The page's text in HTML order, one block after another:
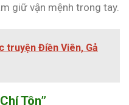
giữ vận mệnh trong tay.
truyện Điền Viên, Gả
Tôn”